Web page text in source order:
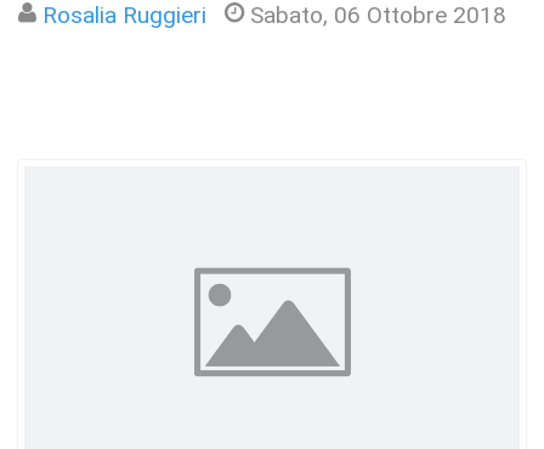
Rosalia Ruggieri Sabato, 06 Ottobre 2018